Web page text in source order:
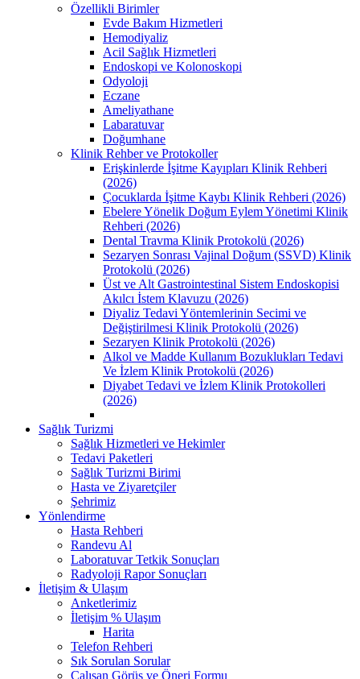
Özellikli Birimler
Evde Bakım Hizmetleri
Hemodiyaliz
Acil Sağlık Hizmetleri
Endoskopi ve Kolonoskopi
Odyoloji
Eczane
Ameliyathane
Labaratuvar
Doğumhane
Klinik Rehber ve Protokoller
Erişkinlerde İşitme Kayıpları Klinik Rehberi
(2026)
Çocuklarda İşitme Kaybı Klinik Rehberi (2026)
Ebelere Yönelik Doğum Eylem Yönetimi Klinik
Rehberi (2026)
Dental Travma Klinik Protokolü (2026)
Sezaryen Sonrası Vajinal Doğum (SSVD) Klinik
Protokolü (2026)
Üst ve Alt Gastrointestinal Sistem Endoskopisi
Akılcı İstem Klavuzu (2026)
Diyaliz Tedavi Yöntemlerinin Secimi ve
Değiştirilmesi Klinik Protokolü (2026)
Sezaryen Klinik Protokolü (2026)
Alkol ve Madde Kullanım Bozuklukları Tedavi
Ve İzlem Klinik Protokolü (2026)
Diyabet Tedavi ve İzlem Klinik Protokolleri
(2026)
Sağlık Turizmi
Sağlık Hizmetleri ve Hekimler
Tedavi Paketleri
Sağlık Turizmi Birimi
Hasta ve Ziyaretçiler
Şehrimiz
Yönlendirme
Hasta Rehberi
Randevu Al
Laboratuvar Tetkik Sonuçları
Radyoloji Rapor Sonuçları
İletişim & Ulaşım
Anketlerimiz
İletişim % Ulaşım
Harita
Telefon Rehberi
Sık Sorulan Sorular
Çalışan Görüş ve Öneri Formu